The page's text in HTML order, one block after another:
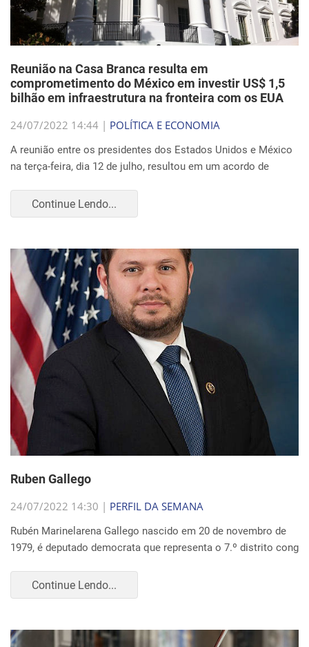
Reunião na Casa Branca resulta em
comprometimento do México em investir US$ 1,5
bilhão em infraestrutura na fronteira com os EUA
24/07/2022 14:44 | POLÍTICA E ECONOMIA
A reunião entre os presidentes dos Estados Unidos e México
na terça-feira, dia 12 de julho, resultou em um acordo de
Continue Lendo...
Ruben Gallego
24/07/2022 14:30 | PERFIL DA SEMANA
Rubén Marinelarena Gallego nascido em 20 de novembro de
1979, é deputado democrata que representa o 7.º distrito cong
Continue Lendo...